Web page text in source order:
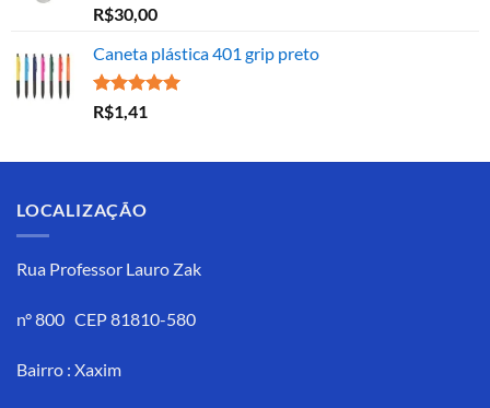
Avaliação
5.00
de 5
R$30,00
Caneta plástica 401 grip preto
Avaliação
5.00 de 5
R$1,41
LOCALIZAÇÃO
Rua Professor Lauro Zak
n° 800 CEP 81810-580
Bairro : Xaxim